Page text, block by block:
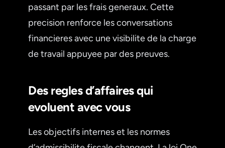
passant par les frais generaux. Cette
precision renforce les conversations
financieres avec une visibilite de la charge
de travail appuyee par des preuves.
Des regles d’affaires qui
evoluent avec vous
Les objectifs internes et les normes